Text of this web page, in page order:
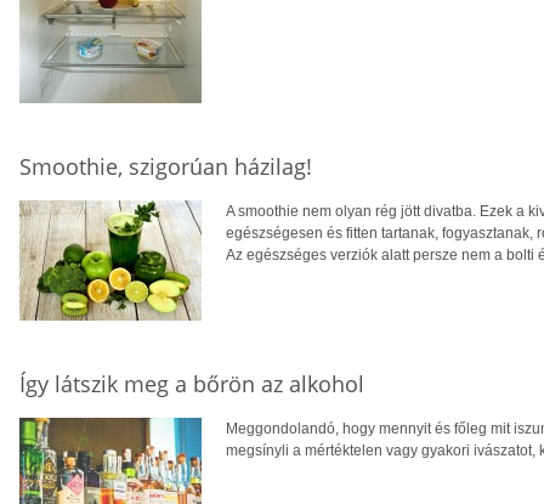
Smoothie, szigorúan házilag!
A smoothie nem olyan rég jött divatba. Ezek a
egészségesen és fitten tartanak, fogyasztanak,
Az egészséges verziók alatt persze nem a bolti
Így látszik meg a bőrön az alkohol
Meggondolandó, hogy mennyit és főleg mit
megsínyli a mértéktelen vagy gyakori